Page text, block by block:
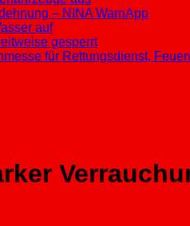
– NINA WarnApp
auf
gesperrt
für Rettungsdienst,